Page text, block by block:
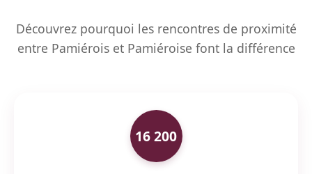
Découvrez pourquoi les rencontres de proximité
entre Pamiérois et Pamiéroise font la différence
16 200